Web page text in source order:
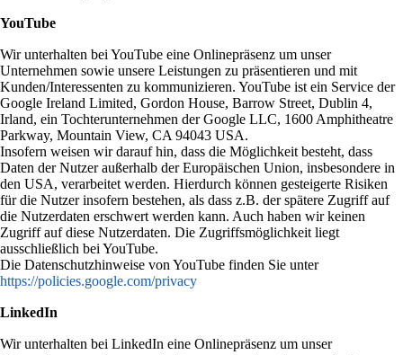
YouTube
Wir unterhalten bei YouTube eine Onlinepräsenz um unser
Unternehmen sowie unsere Leistungen zu präsentieren und mit
Kunden/Interessenten zu kommunizieren. YouTube ist ein Service der
Google Ireland Limited, Gordon House, Barrow Street, Dublin 4,
Irland, ein Tochterunternehmen der Google LLC, 1600 Amphitheatre
Parkway, Mountain View, CA 94043 USA.
Insofern weisen wir darauf hin, dass die Möglichkeit besteht, dass
Daten der Nutzer außerhalb der Europäischen Union, insbesondere in
den USA, verarbeitet werden. Hierdurch können gesteigerte Risiken
für die Nutzer insofern bestehen, als dass z.B. der spätere Zugriff auf
die Nutzerdaten erschwert werden kann. Auch haben wir keinen
Zugriff auf diese Nutzerdaten. Die Zugriffsmöglichkeit liegt
ausschließlich bei YouTube.
Die Datenschutzhinweise von YouTube finden Sie unter
https://policies.google.com/privacy
LinkedIn
Wir unterhalten bei LinkedIn eine Onlinepräsenz um unser